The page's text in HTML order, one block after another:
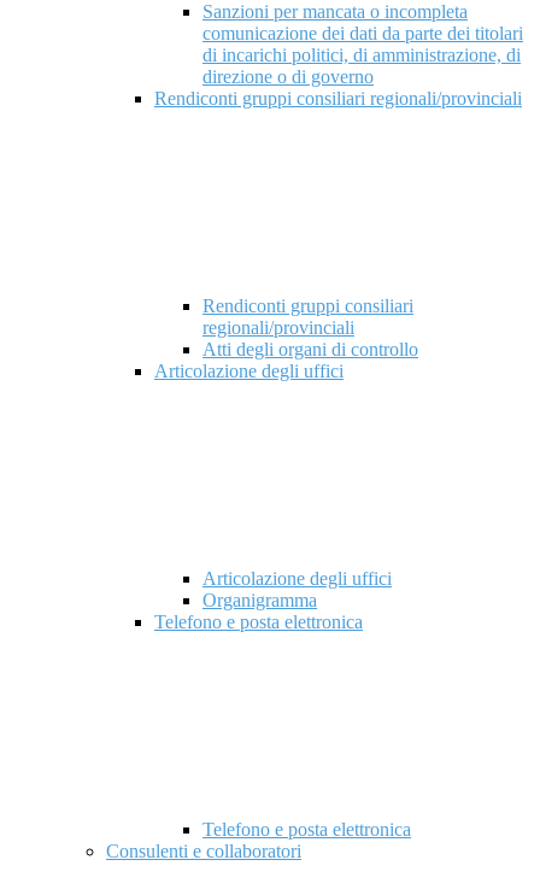
Sanzioni per mancata o incompleta
comunicazione dei dati da parte dei titolari
di incarichi politici, di amministrazione, di
direzione o di governo
Rendiconti gruppi consiliari regionali/provinciali
Rendiconti gruppi consiliari
regionali/provinciali
Atti degli organi di controllo
Articolazione degli uffici
Articolazione degli uffici
Organigramma
Telefono e posta elettronica
Telefono e posta elettronica
Consulenti e collaboratori